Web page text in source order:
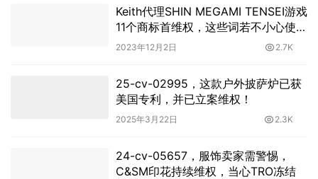
Keith代理SHIN MEGAMI TENSEI游戏
11个商标首维权，这些词若不小心使用
则有被TRO的风险
2023年12月2日 2.7K
25-cv-02995，这款户外披萨炉已获
美国专利，并已立案维权！
2025年3月22日 2.3K
24-cv-05657，服饰卖家需警惕，
C&SM印花持续维权，当心TRO冻结